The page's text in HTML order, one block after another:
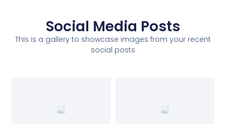
Social Media Posts
This is a gallery to showcase images from your recent
social posts